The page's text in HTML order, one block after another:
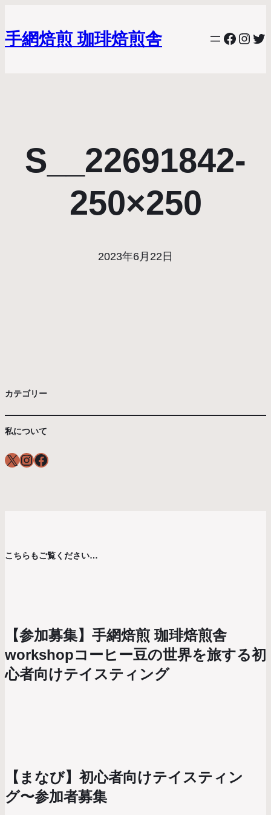
手網焙煎 珈琲焙煎舎
S__22691842-
250×250
2023年6月22日
カテゴリー
私について
X InstagramFacebook
こちらもご覧ください…
【参加募集】手網焙煎 珈琲焙煎舎
workshopコーヒー豆の世界を旅する初
心者向けテイスティング
【まなび】初心者向けテイスティン
グ〜参加者募集